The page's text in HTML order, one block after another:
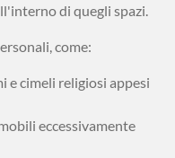
di quegli spazi.
come:
e cimeli religiosi appesi
eccessivamente